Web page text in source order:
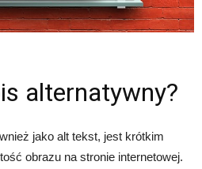
alternatywny?
jako alt tekst, jest krótkim
obrazu na stronie internetowej.